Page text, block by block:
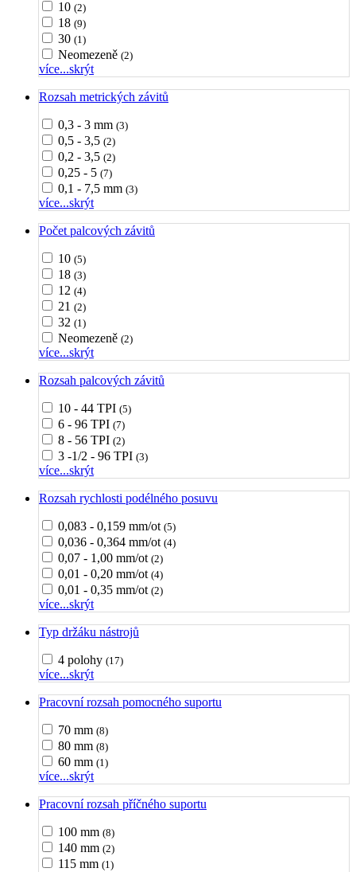
10 (2)
18 (9)
30 (1)
Neomezeně (2)
více...skrýt
Rozsah metrických závitů
0,3 - 3 mm (3)
0,5 - 3,5 (2)
0,2 - 3,5 (2)
0,25 - 5 (7)
0,1 - 7,5 mm (3)
více...skrýt
Počet palcových závitů
10 (5)
18 (3)
12 (4)
21 (2)
32 (1)
Neomezeně (2)
více...skrýt
Rozsah palcových závitů
10 - 44 TPI (5)
6 - 96 TPI (7)
8 - 56 TPI (2)
3 -1/2 - 96 TPI (3)
více...skrýt
Rozsah rychlosti podélného posuvu
0,083 - 0,159 mm/ot (5)
0,036 - 0,364 mm/ot (4)
0,07 - 1,00 mm/ot (2)
0,01 - 0,20 mm/ot (4)
0,01 - 0,35 mm/ot (2)
více...skrýt
Typ držáku nástrojů
4 polohy (17)
více...skrýt
Pracovní rozsah pomocného suportu
70 mm (8)
80 mm (8)
60 mm (1)
více...skrýt
Pracovní rozsah příčného suportu
100 mm (8)
140 mm (2)
115 mm (1)